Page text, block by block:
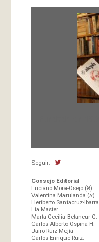
Seguir:
Consejo Editorial
Luciano Mora-Osejo (א)
Valentina Marulanda (א)
Heriberto Santacruz-Ibarra
Lia Master
Marta-Cecilia Betancur G.
Carlos-Alberto Ospina H.
Jairo Ruiz-Mejía
Carlos-Enrique Ruiz.